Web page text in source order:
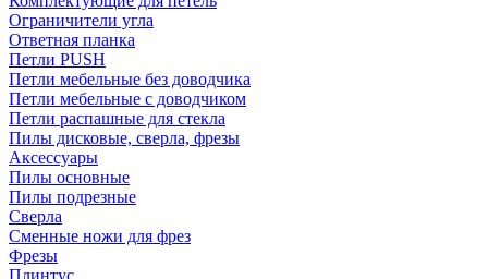
Ограничители угла
Ответная планка
Петли PUSH
Петли мебельные без доводчика
Петли мебельные с доводчиком
Петли распашные для стекла
Пилы дисковые, сверла, фрезы
Аксессуары
Пилы основные
Пилы подрезные
Сверла
Сменные ножи для фрез
Фрезы
Плинтус